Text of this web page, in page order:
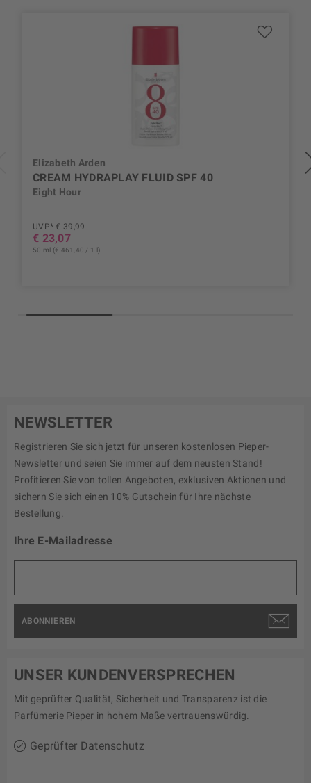
Elizabeth Arden
CREAM HYDRAPLAY FLUID SPF 40
Eight Hour
UVP* € 39,99
€ 23,07
50 ml (€ 461,40 / 1 l)
NEWSLETTER
Registrieren Sie sich jetzt für unseren kostenlosen Pieper-
Newsletter und seien Sie immer auf dem neusten Stand!
Profitieren Sie von tollen Angeboten, exklusiven Aktionen und
sichern Sie sich einen 10% Gutschein für Ihre nächste
Bestellung.
Ihre E-Mailadresse
ABONNIEREN
UNSER KUNDENVERSPRECHEN
Mit geprüfter Qualität, Sicherheit und Transparenz ist die
Parfümerie Pieper in hohem Maße vertrauenswürdig.
Geprüfter Datenschutz